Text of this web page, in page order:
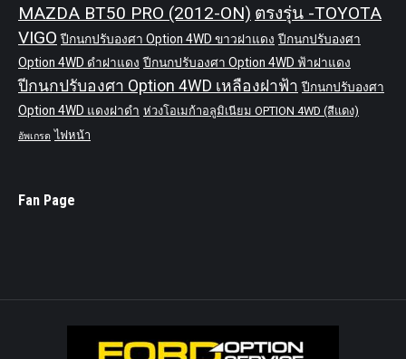
MAZDA BT50 PRO (2012-ON) ตรงรุ่น -TOYOTA
VIGO ปีกนกปรับองศา Option 4WD ขาวฝาแดง ปีกนกปรับองศา
Option 4WD ดำฝาแดง ปีกนกปรับองศา Option 4WD ฟ้าฝาแดง
ปีกนกปรับองศา Option 4WD เหลืองฝาฟ้า ปีกนกปรับองศา
Option 4WD แดงฝาดำ ห่วงโอเมก้าอลูมิเนียม OPTION 4WD (สีแดง)
อัพเกรด ไฟหน้า
Fan Page